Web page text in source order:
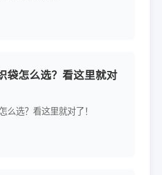
袋怎么选？看这里就对
么选？看这里就对了！